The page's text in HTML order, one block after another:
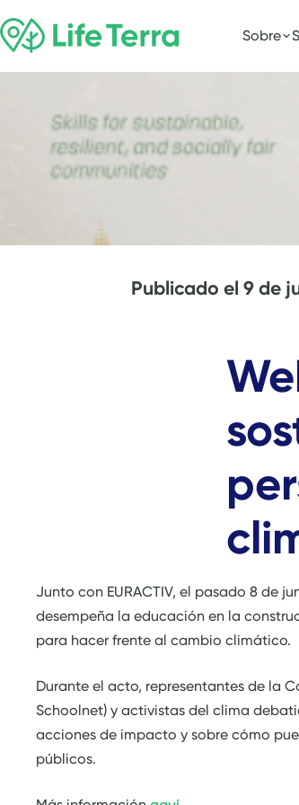
Sobre
Publicado el 9 de
Junto con EURACTIV, el pasado 8 de
desempeña la educación en la
para hacer frente al cambio climático.
Durante el acto, representantes de la
Schoolnet) y activistas del clima
acciones de impacto y sobre cómo
públicos.